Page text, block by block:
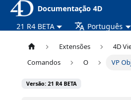
Documentação 4D
21 R4 BETA
Português
Extensões
4D
Comandos
O VP
Versão: 21 R4 BETA